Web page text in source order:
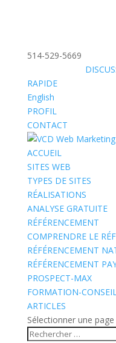
514-529-5669
RAPIDE
English
PROFIL
CONTACT
ACCUEIL
SITES WEB
TYPES DE SITES
RÉALISATIONS
ANALYSE GRATUITE
RÉFÉRENCEMENT
COMPRENDRE LE
RÉFÉRENCEMENT
RÉFÉRENCEMENT
PROSPECT-MAX
FORMATION-
ARTICLES
Sélectionner une page